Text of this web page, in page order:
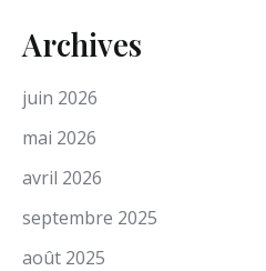
Archives
juin 2026
mai 2026
avril 2026
septembre 2025
août 2025